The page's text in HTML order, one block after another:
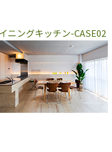
ニングキッチン-CASE02